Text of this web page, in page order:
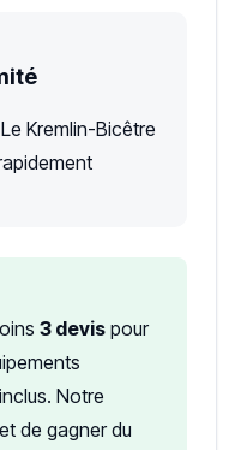
Kremlin-Bicêtre
3 devis pour
Notre
de gagner du